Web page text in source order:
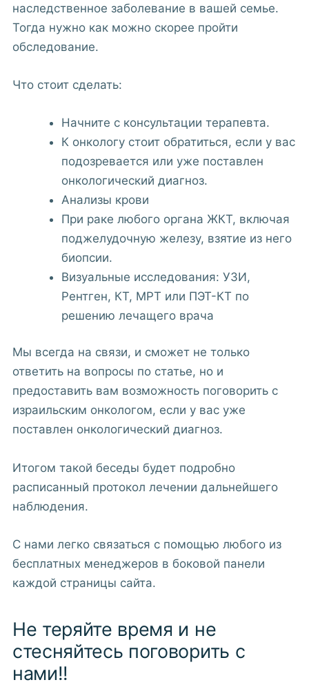
наследственное заболевание в вашей семье.
Тогда нужно как можно скорее пройти
обследование.
Что стоит сделать:
Начните с консультации терапевта.
К онкологу стоит обратиться, если у вас
подозревается или уже поставлен
онкологический диагноз.
Анализы крови
При раке любого органа ЖКТ, включая
поджелудочную железу, взятие из него
биопсии.
Визуальные исследования: УЗИ,
Рентген, КТ, МРТ или ПЭТ-КТ по
решению лечащего врача
Мы всегда на связи, и сможет не только
ответить на вопросы по статье, но и
предоставить вам возможность поговорить с
израильским онкологом, если у вас уже
поставлен онкологический диагноз.
Итогом такой беседы будет подробно
расписанный протокол лечении дальнейшего
наблюдения.
С нами легко связаться с помощью любого из
бесплатных менеджеров в боковой панели
каждой страницы сайта.
Не теряйте время и не
стесняйтесь поговорить с
нами!!